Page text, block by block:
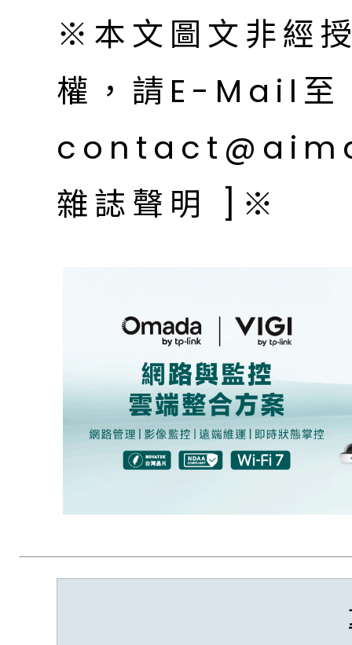
※本文圖文非經
權，請E-Mail至
雜誌聲明 ]※